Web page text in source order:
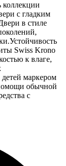
с гладким
в стиле
Swiss Krono
к влаге,
маркером
обычной
с